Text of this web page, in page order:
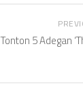
Tonton 5 Adegan